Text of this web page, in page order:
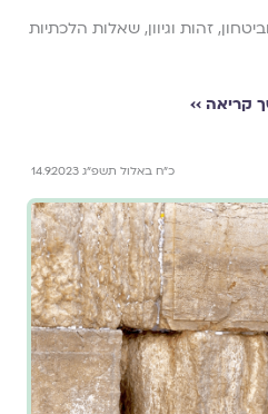
זהות וגיוון, שאלות הלכתיות
קריאה ››
כ״ח באלול תשפ״ג 14.9.2023